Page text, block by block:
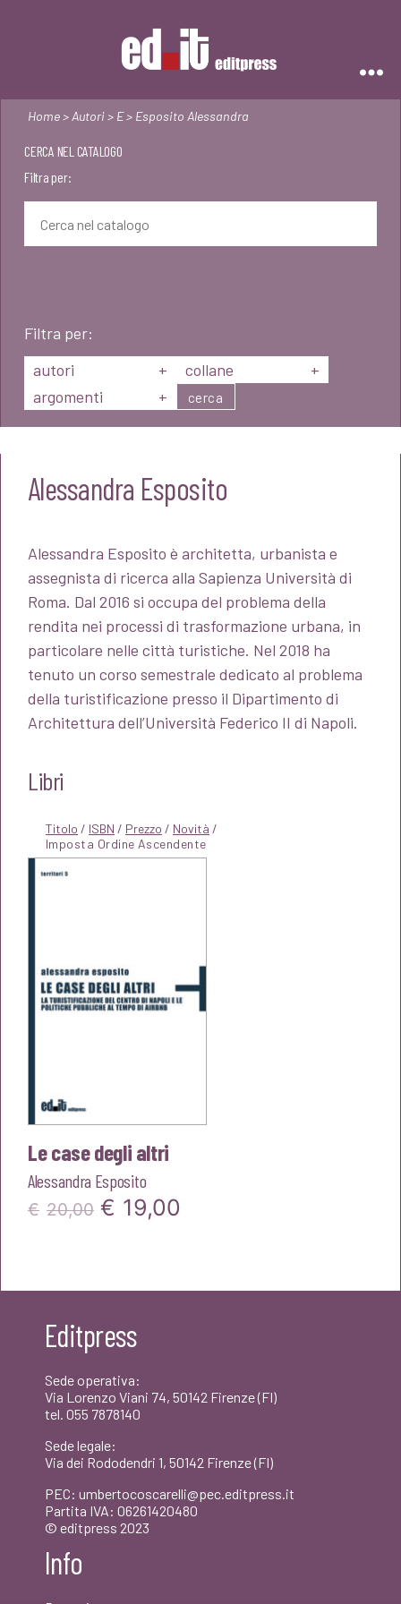
Home> Autori> E> Esposito Alessandra
CERCA NEL CATALOGO
Filtra per:
Filtra per:
autori
+ collane
+
argomenti
+ cerca
Alessandra Esposito
Alessandra Esposito è architetta, urbanista e
assegnista di ricerca alla Sapienza Università di
Roma. Dal 2016 si occupa del problema della
rendita nei processi di trasformazione urbana, in
particolare nelle città turistiche. Nel 2018 ha
tenuto un corso semestrale dedicato al problema
della turistificazione presso il Dipartimento di
Architettura dell’Università Federico II di Napoli.
Libri
Titolo / ISBN / Prezzo / Novità /
Le case degli altri
Alessandra Esposito
€ 20,00 Il
€20,00.
€ 19,00
Editpress
Sede operativa:
Via Lorenzo Viani 74, 50142 Firenze (FI)
tel. 055 7878140
Sede legale:
Via dei Rododendri 1, 50142 Firenze (FI)
PEC: umbertocoscarelli@pec.editpress.it
Partita IVA: 06261420480
© editpress 2023
Info